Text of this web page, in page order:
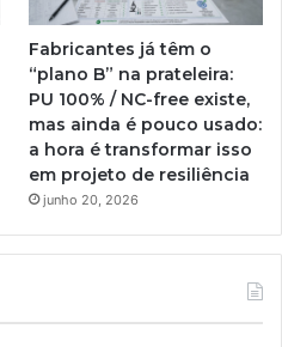
Fabricantes já têm o
“plano B” na prateleira:
PU 100% / NC-free existe,
mas ainda é pouco usado:
a hora é transformar isso
em projeto de resiliência
junho 20, 2026